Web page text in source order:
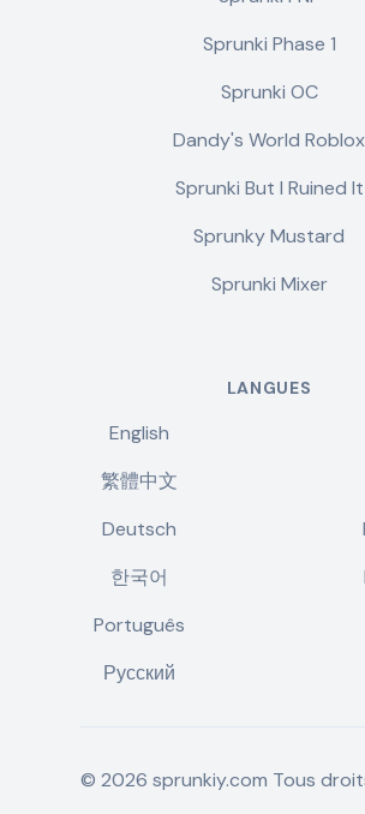
Sprunki Phase 1
Sprunki OC
Dandy's World Roblox
Sprunki But I Ruined It
Sprunky Mustard
Sprunki Mixer
LANGUES
English
繁體中文
Deutsch
한국어
Português
Русский
© 2026 sprunkiy.com Tous